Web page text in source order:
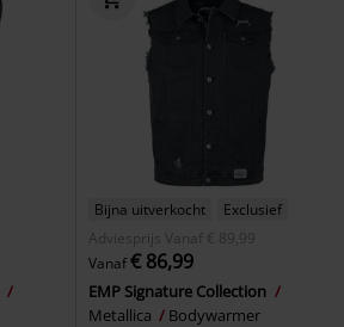
Bijna uitverkocht
Exclusief
Adviesprijs
Vanaf € 89,99
Vanaf€ 86,99
EMP Signature Collection
Metallica
Bodywarmer